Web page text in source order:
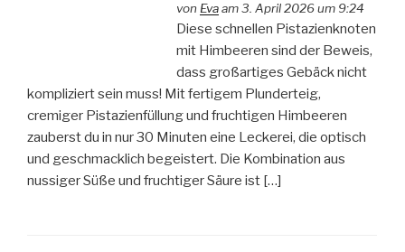
von Evaam 3. April 2026 um 9:24
Diese schnellen Pistazienknoten
mit Himbeeren sind der Beweis,
dass großartiges Gebäck nicht
kompliziert sein muss! Mit fertigem Plunderteig,
cremiger Pistazienfüllung und fruchtigen Himbeeren
zauberst du in nur 30 Minuten eine Leckerei, die optisch
und geschmacklich begeistert. Die Kombination aus
nussiger Süße und fruchtiger Säure ist […]